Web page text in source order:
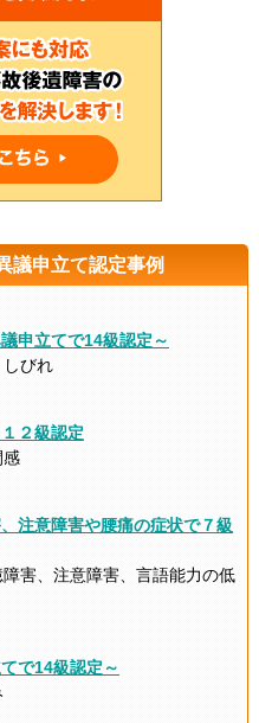
議申立て認定事例
申立てで14級認定～
びれ
２級認定
感
注意障害や腰痛の症状で７級
障害、注意障害、言語能力の低
で14級認定～